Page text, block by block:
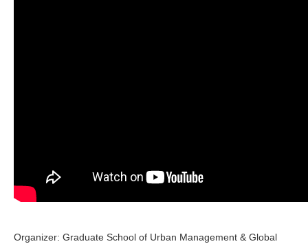
Organizer: Graduate School of Urban Management & Global